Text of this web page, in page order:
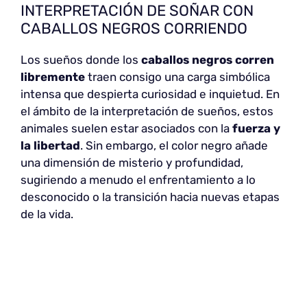
INTERPRETACIÓN DE SOÑAR CON
CABALLOS NEGROS CORRIENDO
Los sueños donde los caballos negros corren
libremente traen consigo una carga simbólica
intensa que despierta curiosidad e inquietud. En
el ámbito de la interpretación de sueños, estos
animales suelen estar asociados con la fuerza y
la libertad. Sin embargo, el color negro añade
una dimensión de misterio y profundidad,
sugiriendo a menudo el enfrentamiento a lo
desconocido o la transición hacia nuevas etapas
de la vida.